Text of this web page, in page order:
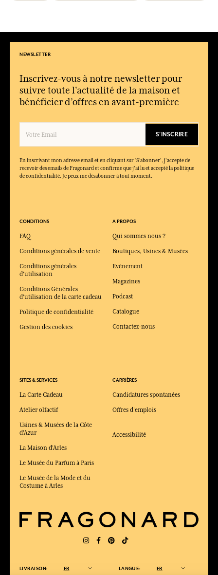
NEWSLETTER
Inscrivez-vous à notre newsletter pour
suivre toute l'actualité de la maison et
bénéficier d’offres en avant-première
S'INSCRIRE
En inscrivant mon adresse email et en cliquant sur ‘S’abonner’, j'accepte de
recevoir des emails de Fragonard et confirme que j'ai lu et accepté la politique
de confidentialité. Je peux me désabonner à tout moment.
CONDITIONS
FAQ
Conditions générales de vente
Conditions générales
d'utilisation
Conditions Générales
d'utilisation de la carte cadeau
Politique de confidentialité
Gestion des cookies
SITES & SERVICES
La Carte Cadeau
Atelier olfactif
Usines & Musées de la Côte
d'Azur
La Maison d'Arles
Le Musée du Parfum à Paris
Le Musée de la Mode et du
Costume à Arles
A PROPOS
Qui sommes nous ?
Boutiques, Usines & Musées
Evénement
Magazines
Podcast
Catalogue
Contactez-nous
CARRIÈRES
Candidatures spontanées
Offres d'emplois
Accessibilité
LIVRAISON: FR LANGUE: FR